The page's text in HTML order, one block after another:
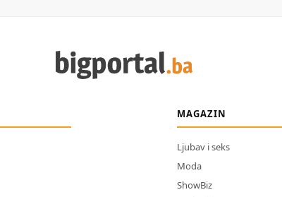
MAGAZIN
Ljubav i seks
Moda
ShowBiz